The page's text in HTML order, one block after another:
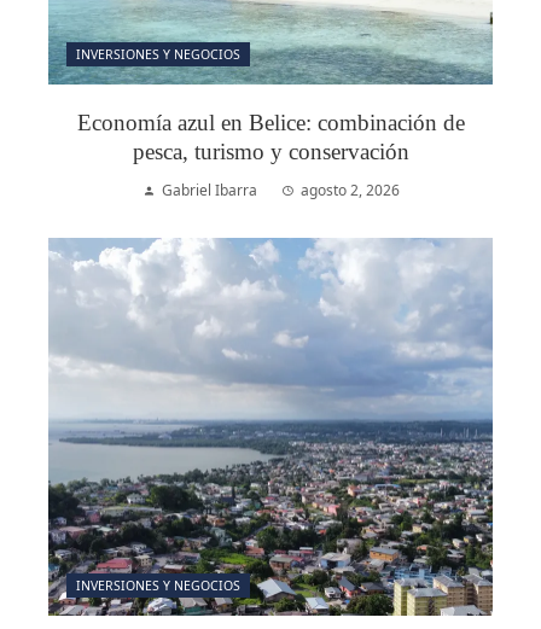
INVERSIONES Y NEGOCIOS
Economía azul en Belice: combinación de
pesca, turismo y conservación
Gabriel Ibarra agosto 2, 2026
INVERSIONES Y NEGOCIOS